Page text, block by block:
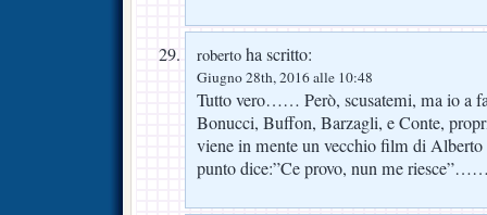
roberto ha scritto:
Giugno 28th, 2016 alle 10:48
Tutto vero…… Però, scusatemi, ma io a
Bonucci, Buffon, Barzagli, e Conte,
viene in mente un vecchio film di Alberto
punto dice:”Ce provo, nun me